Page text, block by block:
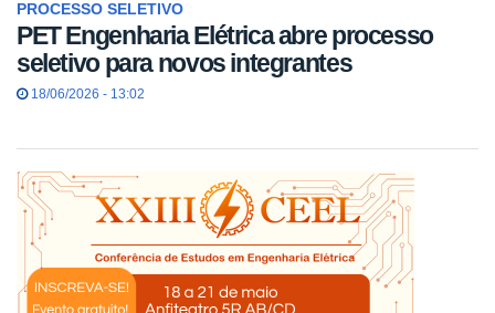
PROCESSO SELETIVO
PET Engenharia Elétrica abre processo
seletivo para novos integrantes
18/06/2026 - 13:02